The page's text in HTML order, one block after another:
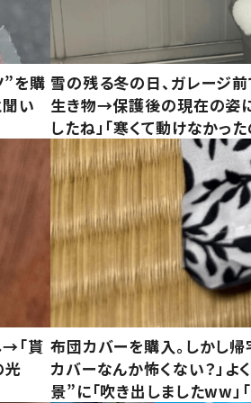
”を購
い
雪の残る冬の日、ガレージ
生き物→保護後の現在の姿
したね」「寒くて動けなかった
「貰
光
布団カバーを購入。しかし
カバーなんか怖くない？」
景”に「吹き出しましたww」